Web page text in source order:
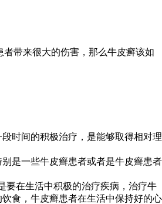
带来很大的伤害，那么牛皮癣该如
时间的积极治疗，是能够取得相对理
是一些牛皮癣患者或者是牛皮癣患者
要在生活中积极的治疗疾病，治疗牛
食，牛皮癣患者在生活中保持好的心